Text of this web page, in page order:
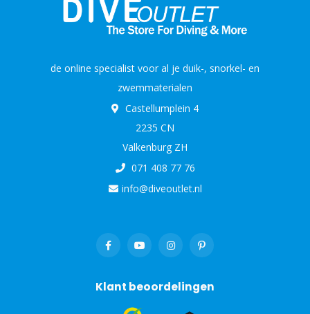
de online specialist voor al je duik-, snorkel- en
zwemmaterialen
Castellumplein 4
2235 CN
Valkenburg ZH
071 408 77 76
info@diveoutlet.nl
Klant beoordelingen